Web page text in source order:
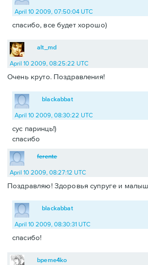
April 10 2009, 07:50:04 UTC
спасибо, все будет хорошо)
alt_md
April 10 2009, 08:25:22 UTC
Очень круто. Поздравления!
blackabbat
April 10 2009, 08:30:22 UTC
сус паринць!)
спасибо
ferente
April 10 2009, 08:27:12 UTC
Поздравляю! Здоровья супруге и
blackabbat
April 10 2009, 08:30:31 UTC
спасибо!
bpeme4ko